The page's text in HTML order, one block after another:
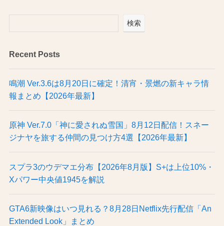
検索
Recent Posts
鳴潮 Ver.3.6は8月20日に確定！清宵・景燃の新キャラ情
報まとめ【2026年最新】
原神 Ver.7.0「神に愛されぬ雪国」8月12日配信！スネー
ジナヤを旅する仲間の見つけ方4選【2026年最新】
スプラ3のウデマエ分布【2026年8月版】S+は上位10%・
Xパワー中央値1945を解説
GTA6新映像はいつ見れる？8月28日Netflix先行配信「An
Extended Look」まとめ